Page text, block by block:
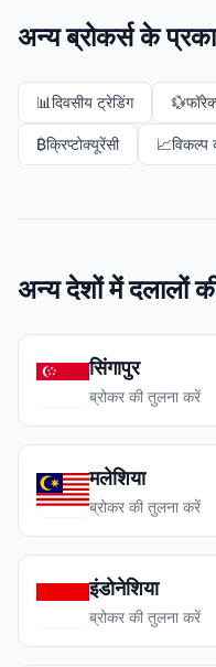
अन्य ब्रोकर्स के
📊दिवसीय ट्रेडिंग 💱
₿क्रिप्टोक्यूरेंसी 📈विकल्प
अन्य देशों में दलालों
सिंगापुर
ब्रोकर की तुलना करें
मलेशिया
ब्रोकर की तुलना करें
इंडोनेशिया
ब्रोकर की तुलना करें